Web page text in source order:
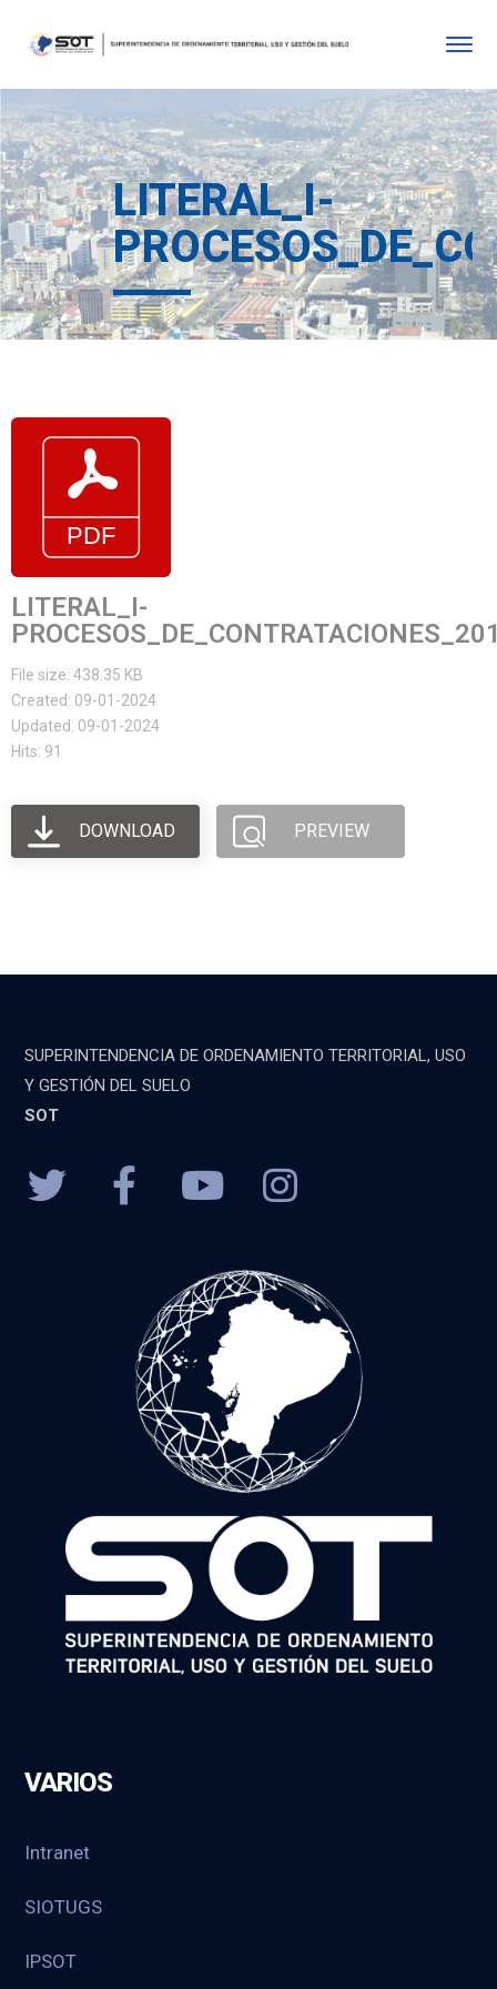
LITERAL_I-
LITERAL_I-
File size: 438.35 KB
Created: 09-01-2024
Updated: 09-01-2024
Hits: 91
DOWNLOAD PREVIEW
SUPERINTENDENCIA DE ORDENAMIENTO TERRITORIAL, USO
Y GESTIÓN DEL SUELO
SOT
VARIOS
Intranet
SIOTUGS
IPSOT